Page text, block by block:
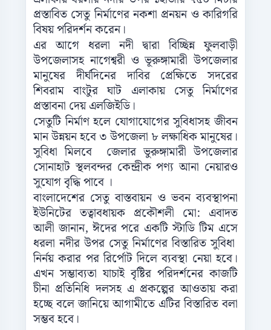
প্রস্তাবিত সেতু নির্মাণের নকশা প্রনয়ন ও কারিগরি
বিষয় পরিদর্শন করেন।
এর আগে ধরলা নদী দ্বারা বিচ্ছিন্ন ফুলবাড়ী
উপজেলাসহ নাগেশ্বরী ও ভূরুঙ্গামারী উপজেলার
মানুষের দীর্ঘদিনের দাবির প্রেক্ষিতে সদরের
শিবরাম বাংটুর ঘাট এলাকায় সেতু নির্মাণের
প্রস্তাবনা দেয় এলজিইডি।
সেতুটি নির্মাণ হলে যোগাযোগের সুবিধাসহ জীবন
মান উন্নয়ন হবে ৩ উপজেলা ৮ লক্ষাধিক মানুষের।
সুবিধা মিলবে জেলার ভুরুঙ্গামারী উপজেলার
সোনাহাট স্থলবন্দর কেন্দ্রীক পণ্য আনা নেয়ারও
সুযোগ বৃদ্ধি পাবে ।
বাংলাদেশের সেতু বাস্তবায়ন ও ভবন ব্যবস্থাপনা
ইউনিটের তত্বাবধায়ক প্রকৌশলী মো: এবাদত
আলী জানান, ঈদের পরে একটি স্টাডি টিম এসে
ধরলা নদীর উপর সেতু নির্মাণের বিস্তারিত সুবিধা
নির্নয় করার পর রির্পোট দিলে ব্যবস্থা নেয়া হবে।
এখন সম্ভাব্যতা যাচাই বৃষ্টির পরিদর্শনের কাজটি
চীনা প্রতিনিধি দলসহ এ প্রকল্পের আওতায় করা
হচ্ছে বলে জানিয়ে আগামীতে এটির বিস্তারিত বলা
সম্ভব হবে।